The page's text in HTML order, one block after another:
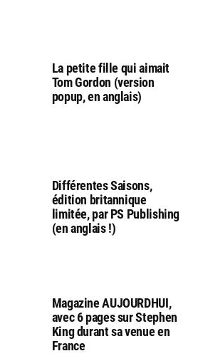
La petite fille qui aimait
Tom Gordon (version
popup, en anglais)
Différentes Saisons,
édition britannique
limitée, par PS Publishing
(en anglais !)
Magazine AUJOURDHUI,
avec 6 pages sur Stephen
King durant sa venue en
France